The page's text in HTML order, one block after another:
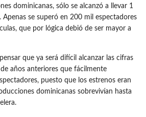
dominicanas, sólo se alcanzó a llevar 1
se superó en 200 mil espectadores
que por lógica debió de ser mayor a
que ya será difícil alcanzar las cifras
años anteriores que fácilmente
puesto que los estrenos eran
dominicanas sobrevivían hasta